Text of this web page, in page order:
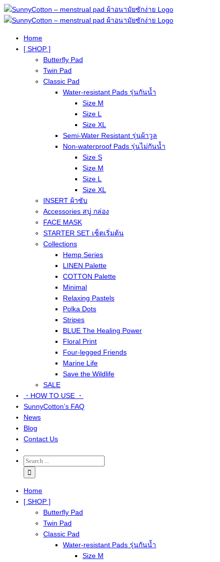
Home
[ SHOP ]
Butterfly Pad
Twin Pad
Classic Pad
Water-resistant Pads รุ่นกันน้ำ
Size M
Size L
Size XL
Semi-Water Resistant รุ่นผ้าวูล
Non-waterproof Pads รุ่นไม่กันน้ำ
Size S
Size M
Size L
Size XL
INSERT ผ้าซับ
Accessories สบู่ กล่อง
FACE MASK
STARTER SET เซ็ตเริ่มต้น
Collections
Hemp Series
LINEN Palette
COTTON Palette
Minimal
Relaxing Pastels
Polka Dots
Stripes
BLUE The Healing Power
Floral Print
Four-legged Friends
Marine Life
Save the Wildlife
SALE
・HOW TO USE ・
SunnyCotton’s FAQ
News
Blog
Contact Us
Home
[ SHOP ]
Butterfly Pad
Twin Pad
Classic Pad
Water-resistant Pads รุ่นกันน้ำ
Size M